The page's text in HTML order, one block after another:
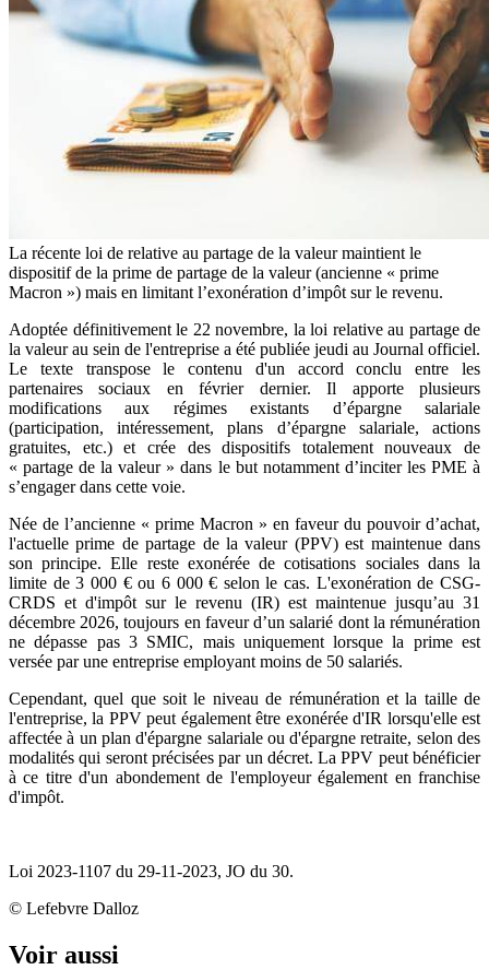
La récente loi de relative au partage de la valeur maintient le
dispositif de la prime de partage de la valeur (ancienne « prime
Macron ») mais en limitant l’exonération d’impôt sur le revenu.
Adoptée définitivement le 22 novembre, la loi relative au partage de
la valeur au sein de l'entreprise a été publiée jeudi au Journal officiel.
Le texte transpose le contenu d'un accord conclu entre les
partenaires sociaux en février dernier. Il apporte plusieurs
modifications aux régimes existants d’épargne salariale
(participation, intéressement, plans d’épargne salariale, actions
gratuites, etc.) et crée des dispositifs totalement nouveaux de
« partage de la valeur » dans le but notamment d’inciter les PME à
s’engager dans cette voie.
Née de l’ancienne « prime Macron » en faveur du pouvoir d’achat,
l'actuelle prime de partage de la valeur (PPV) est maintenue dans
son principe. Elle reste exonérée de cotisations sociales dans la
limite de 3 000 € ou 6 000 € selon le cas. L'exonération de CSG-
CRDS et d'impôt sur le revenu (IR) est maintenue jusqu’au 31
décembre 2026, toujours en faveur d’un salarié dont la rémunération
ne dépasse pas 3 SMIC, mais uniquement lorsque la prime est
versée par une entreprise employant moins de 50 salariés.
Cependant, quel que soit le niveau de rémunération et la taille de
l'entreprise, la PPV peut également être exonérée d'IR lorsqu'elle est
affectée à un plan d'épargne salariale ou d'épargne retraite, selon des
modalités qui seront précisées par un décret. La PPV peut bénéficier
à ce titre d'un abondement de l'employeur également en franchise
d'impôt.
Loi 2023-1107 du 29-11-2023, JO du 30.
© Lefebvre Dalloz
Voir aussi